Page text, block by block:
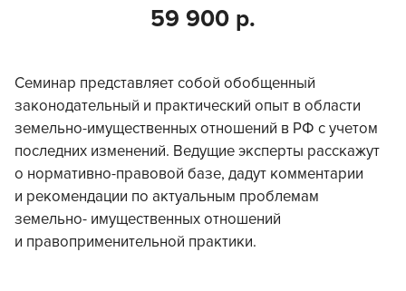
59 900 р.
Семинар представляет собой обобщенный
законодательный и практический опыт в области
земельно-имущественных отношений в РФ с учетом
последних изменений. Ведущие эксперты расскажут
о нормативно-правовой базе, дадут комментарии
и рекомендации по актуальным проблемам
земельно- имущественных отношений
и правоприменительной практики.